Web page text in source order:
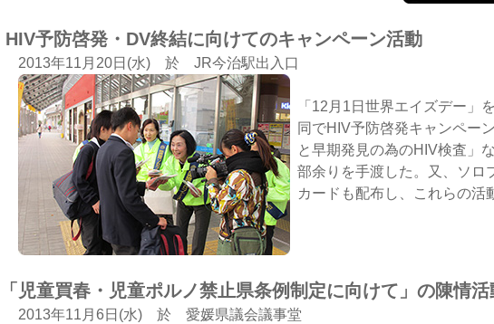
HIV予防啓発・DV終結に向けてのキャンペーン活動
2013年11月20日(水) 於 JR今治駅出入口
「12月1日世界エイズデー」
同でHIV予防啓発キャンペー
と早期発見の為のHIV検査」
部余りを手渡した。又、ソロ
カードも配布し、これらの活
「児童買春・児童ポルノ禁止県条例制定に向けて」の陳情活
2013年11月6日(水) 於 愛媛県議会議事堂